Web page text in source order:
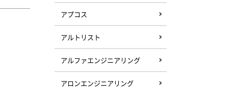
アプコス
アルトリスト
アルファエンジニアリング
アロンエンジニアリング